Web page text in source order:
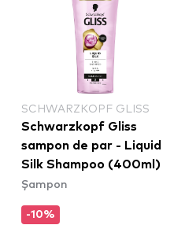
SCHWARZKOPF GLISS
Schwarzkopf Gliss
sampon de par - Liquid
Silk Shampoo (400ml)
Șampon
-10%